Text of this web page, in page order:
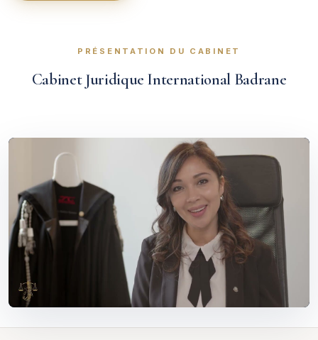
PRÉSENTATION DU CABINET
Cabinet Juridique International Badrane